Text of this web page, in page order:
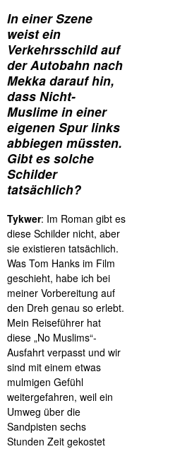
In einer Szene
weist ein
Verkehrsschild auf
der Autobahn nach
Mekka darauf hin,
dass Nicht-
Muslime in einer
eigenen Spur links
abbiegen müssten.
Gibt es solche
Schilder
tatsächlich?
Tykwer: Im Roman gibt es
diese Schilder nicht, aber
sie existieren tatsächlich.
Was Tom Hanks im Film
geschieht, habe ich bei
meiner Vorbereitung auf
den Dreh genau so erlebt.
Mein Reiseführer hat
diese „No Muslims“-
Ausfahrt verpasst und wir
sind mit einem etwas
mulmigen Gefühl
weitergefahren, weil ein
Umweg über die
Sandpisten sechs
Stunden Zeit gekostet